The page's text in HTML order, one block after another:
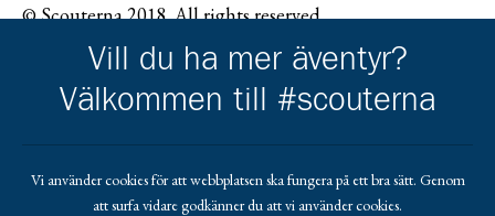
© Scouterna 2018. All rights reserved.
Vill du ha mer äventyr?
Välkommen till #scouterna
Vi använder cookies för att webbplatsen ska fungera på ett bra sätt. Genom
att surfa vidare godkänner du att vi använder cookies.